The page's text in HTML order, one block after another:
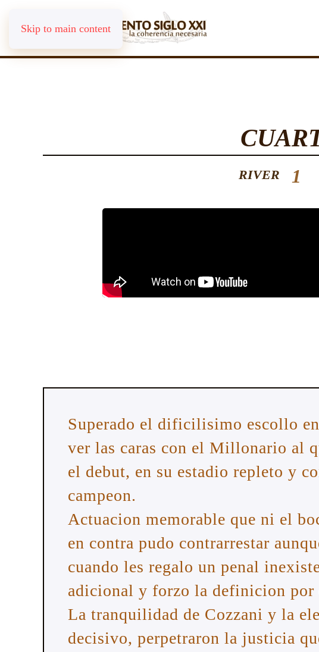
Skip to main content
RIVER 1
Superado el dificilisimo escollo
ver las caras con el Millonario al
el debut, en su estadio repleto y
campeon.
Actuacion memorable que ni el
en contra pudo contrarrestar
cuando les regalo un penal
adicional y forzo la definicion por
La tranquilidad de Cozzani y la
decisivo, perpetraron la justicia